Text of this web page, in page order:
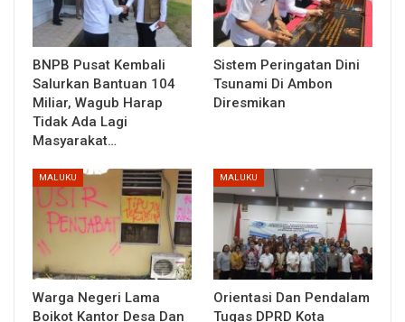
BNPB Pusat Kembali
Salurkan Bantuan 104
Miliar, Wagub Harap
Tidak Ada Lagi
Masyarakat…
Sistem Peringatan Dini
Tsunami Di Ambon
Diresmikan
MALUKU
Warga Negeri Lama
Boikot Kantor Desa Dan
MALUKU
Orientasi Dan Pendalam
Tugas DPRD Kota